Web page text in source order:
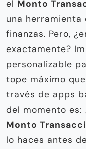
el Monto
una
finanzas. Pero,
exactamente?
personalizable
tope máximo
través de apps
del momento es:
Monto
lo haces antes